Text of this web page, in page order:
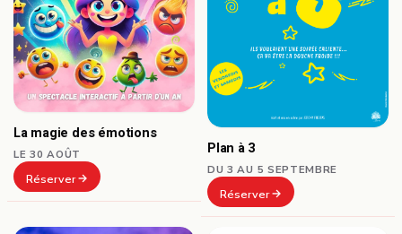
La magie des émotions
LE 30 AOÛT
Réserver
Plan à 3
DU 3 AU 5 SEPTEMBRE
Réserver